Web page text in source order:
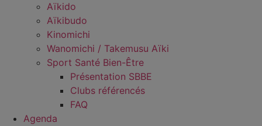
Aïkido
Aïkibudo
Kinomichi
Wanomichi / Takemusu Aïki
Sport Santé Bien-Être
Présentation SBBE
Clubs référencés
FAQ
Agenda